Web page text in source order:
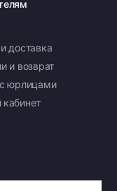
доставка
и возврат
юрлицами